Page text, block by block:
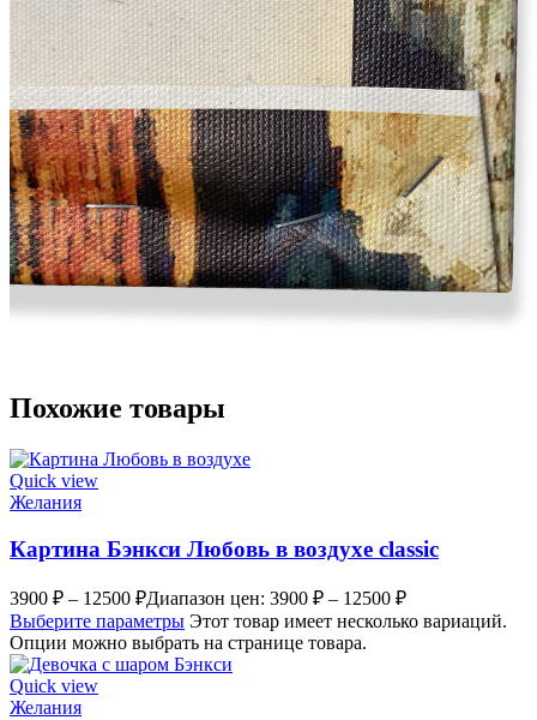
Похожие товары
Quick view
Желания
Картина Бэнкси Любовь в воздухе classic
3900 ₽ – 12500 ₽Диапазон цен: 3900 ₽ – 12500 ₽
Выберите параметры Этот товар имеет несколько вариаций.
Опции можно выбрать на странице товара.
Quick view
Желания